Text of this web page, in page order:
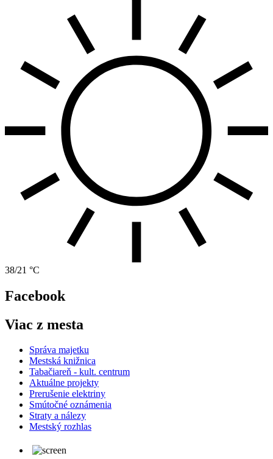
38/21 °C
Facebook
Viac z mesta
Správa majetku
Mestská knižnica
Tabačiareň - kult. centrum
Aktuálne projekty
Prerušenie elektriny
Smútočné oznámenia
Straty a nálezy
Mestský rozhlas